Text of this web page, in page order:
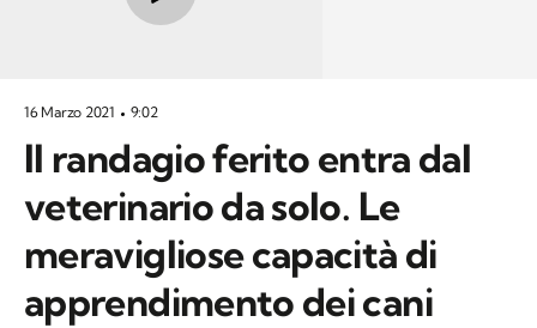
16 Marzo 2021 9:02
Il randagio ferito entra dal
veterinario da solo. Le
meravigliose capacità di
apprendimento dei cani